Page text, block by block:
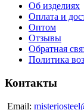
Об изделиях
Оплата и
Оптом
Отзывы
Обратная
Политика
Контакты
Email: